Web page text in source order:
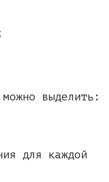
выделить:
для каждой